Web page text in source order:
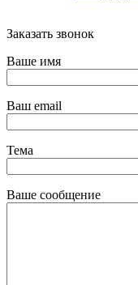
Заказать звонок
Ваше имя
Ваш email
Тема
Ваше сообщение